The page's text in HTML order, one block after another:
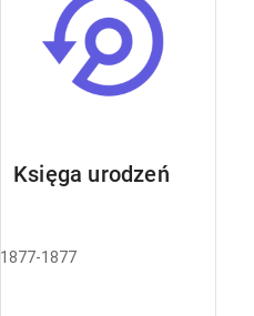
Księga urodzeń
1877-1877